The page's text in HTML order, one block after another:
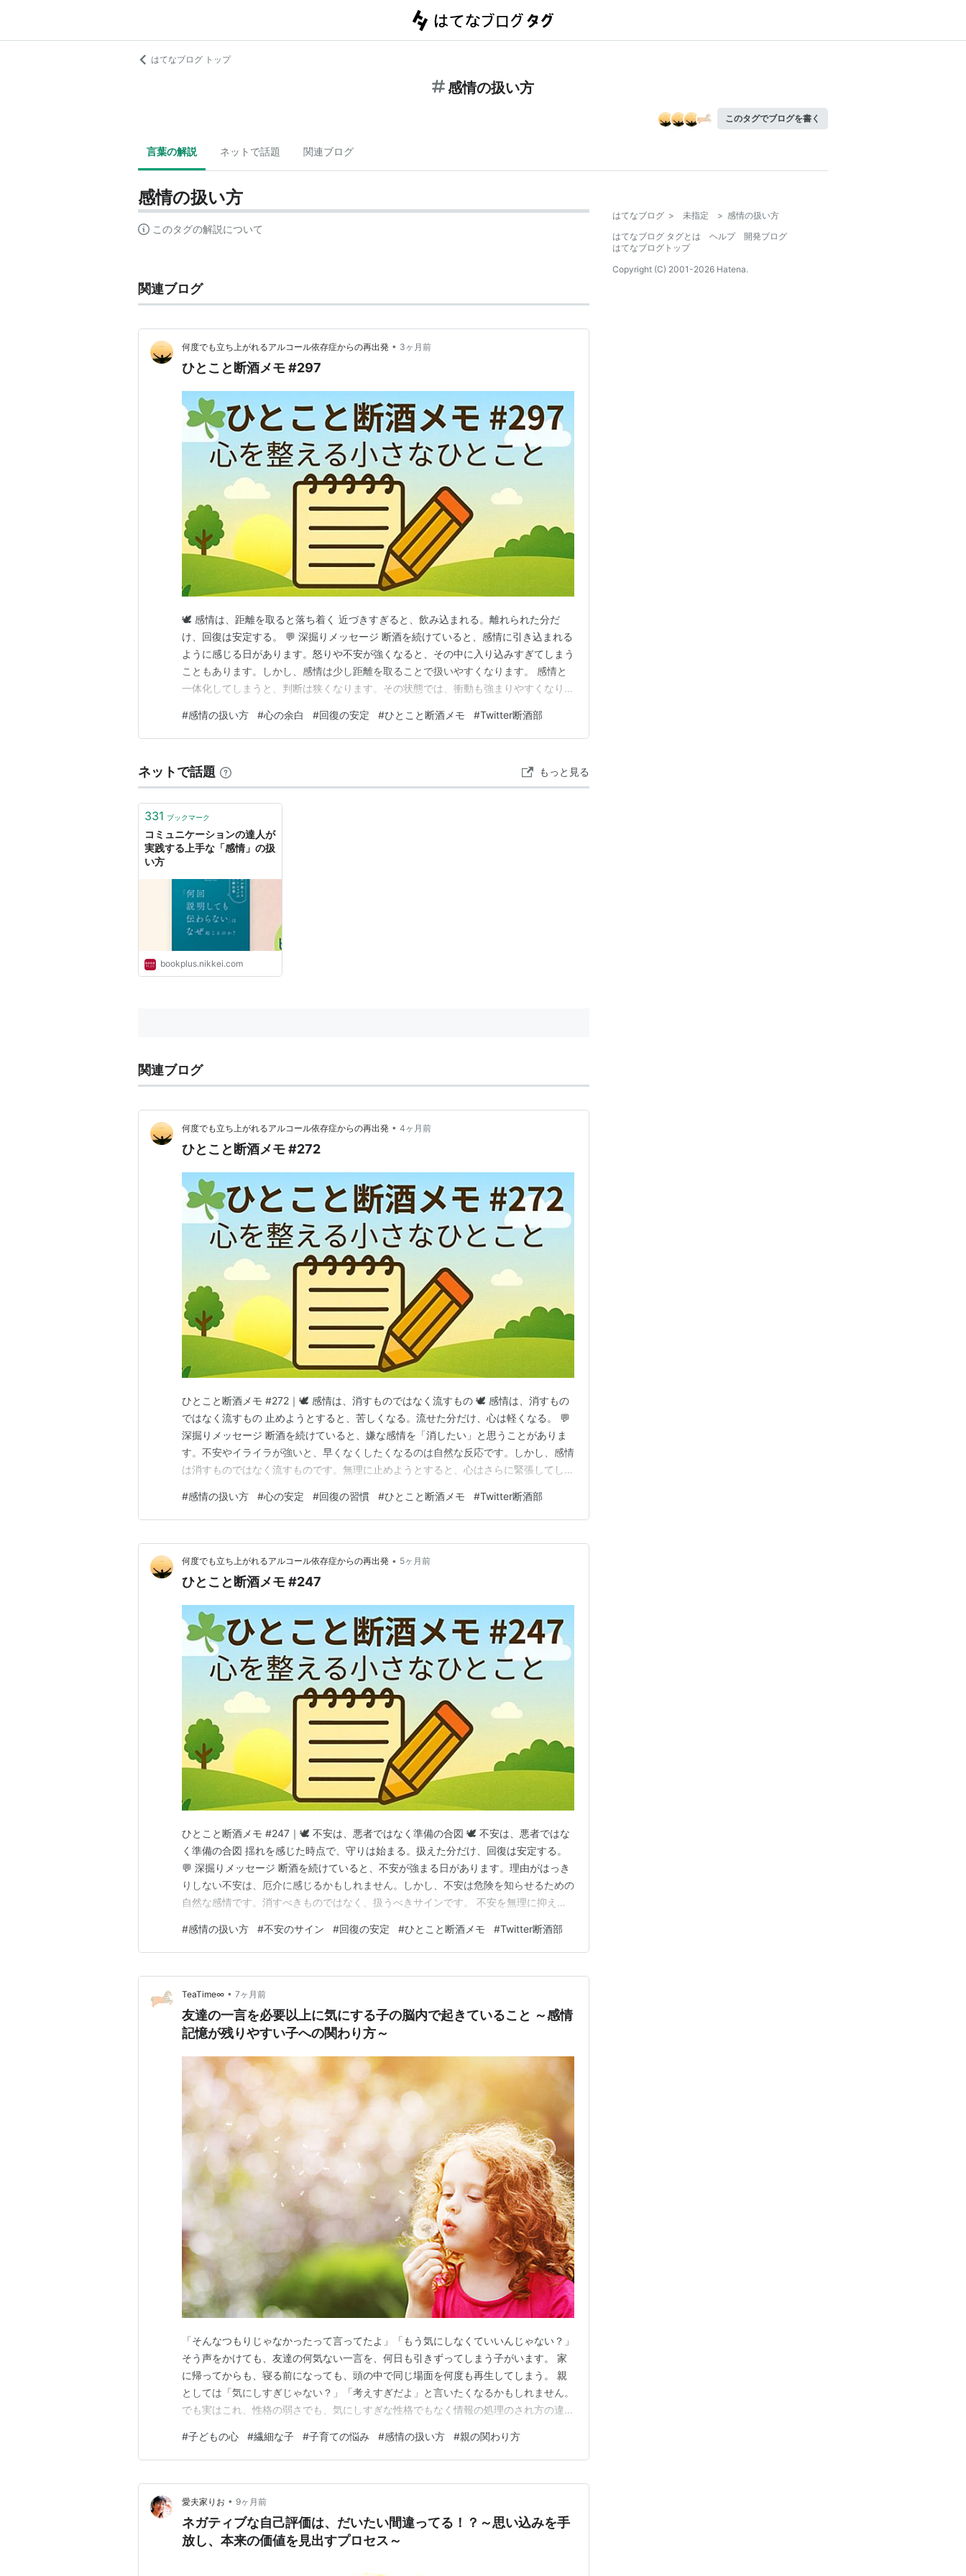
はてなブログ トップ
感情の扱い方
このタグでブログを書く
言葉の解説 ネットで話題 関連ブログ
感情の扱い方
このタグの解説について
関連ブログ
何度でも立ち上がれるアルコール依存症からの再出発 • 3ヶ月前
ひとこと断酒メモ #297
🕊 感情は、距離を取ると落ち着く 近づきすぎると、飲み込まれる。離れられた分だ
け、回復は安定する。 💬 深掘りメッセージ 断酒を続けていると、感情に引き込まれる
ように感じる日があります。怒りや不安が強くなると、その中に入り込みすぎてしまう
こともあります。しかし、感情は少し距離を取ることで扱いやすくなります。 感情と
一体化してしまうと、判断は狭くなります。その状態では、衝動も強まりやすくなりま
で、心に余白が生まれます。 距離を取る方法はシンプルで構いません。深呼吸をす
る、場所を変える、少し時間を置く。こうした行動は、感情…
#感情の扱い方 #心の余白 #回復の安定 #ひとこと断酒メモ #Twitter断酒部
ネットで話題 もっと見る
331 ブックマーク
コミュニケーションの達人が
実践する上手な「感情」の扱
い方
bookplus.nikkei.com
関連ブログ
何度でも立ち上がれるアルコール依存症からの再出発 • 4ヶ月前
ひとこと断酒メモ #272
ひとこと断酒メモ #272｜🕊 感情は、消すものではなく流すもの 🕊 感情は、消すもの
ではなく流すもの 止めようとすると、苦しくなる。流せた分だけ、心は軽くなる。 💬
深掘りメッセージ 断酒を続けていると、嫌な感情を「消したい」と思うことがありま
す。不安やイライラが強いと、早くなくしたくなるのは自然な反応です。しかし、感情
は消すものではなく流すものです。無理に止めようとすると、心はさらに緊張してしま
ます。この流れを受け止めることができると、感情に振り回されにくくなります。
「今こう感じている」と認めるだけでも、心は少…
#感情の扱い方 #心の安定 #回復の習慣 #ひとこと断酒メモ #Twitter断酒部
何度でも立ち上がれるアルコール依存症からの再出発 • 5ヶ月前
ひとこと断酒メモ #247
ひとこと断酒メモ #247｜🕊 不安は、悪者ではなく準備の合図 🕊 不安は、悪者ではな
く準備の合図 揺れを感じた時点で、守りは始まる。扱えた分だけ、回復は安定する。
💬 深掘りメッセージ 断酒を続けていると、不安が強まる日があります。理由がはっき
りしない不安は、厄介に感じるかもしれません。しかし、不安は危険を知らせるための
自然な感情です。消すべきものではなく、扱うべきサインです。 不安を無理に抑え込
ます。その気づき自体が、衝動に流されないための第一歩です。以前より早く気づけた
なら、それは前進です。 不安を感じた日は、…
#感情の扱い方 #不安のサイン #回復の安定 #ひとこと断酒メモ #Twitter断酒部
TeaTime∞ • 7ヶ月前
友達の一言を必要以上に気にする子の脳内で起きていること ～感情
記憶が残りやすい子への関わり方～
「そんなつもりじゃなかったって言ってたよ」「もう気にしなくていいんじゃない？」
そう声をかけても、友達の何気ない一言を、何日も引きずってしまう子がいます。 家
に帰ってからも、寝る前になっても、頭の中で同じ場面を何度も再生してしまう。 親
としては「気にしすぎじゃない？」「考えすぎだよ」と言いたくなるかもしれません。
でも実はこれ、性格の弱さでも、気にしすぎな性格でもなく情報の処理のされ方の違い
プの子は、出来事そのものよりも、そのときに感じた感情が強く脳に刻まれやすい特徴
があります。 たとえば――・何と言われたか・どう…
#子どもの心 #繊細な子 #子育ての悩み #感情の扱い方 #親の関わり方
愛夫家りお • 9ヶ月前
ネガティブな自己評価は、だいたい間違ってる！？～思い込みを手
放し、本来の価値を見出すプロセス～
はてなブログ > 未指定 > 感情の扱い方
はてなブログ タグとは
ヘルプ
開発ブログ
はてなブログトップ
Copyright (C) 2001-2026 Hatena.